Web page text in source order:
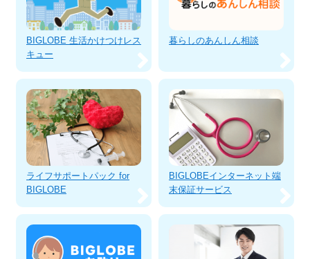
BIGLOBE 生活かけつけレス
キュー
暮らしのあんしん相談
ライフサポートパック for
BIGLOBE
BIGLOBEインターネット端
末保証サービス